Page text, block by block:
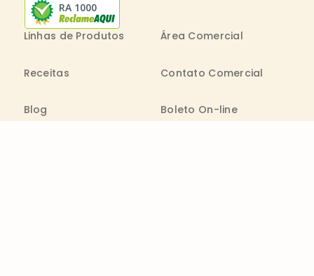
RA 1000
Linhas de Produtos Área Comercial
Receitas Contato Comercial
Blog Boleto On-line